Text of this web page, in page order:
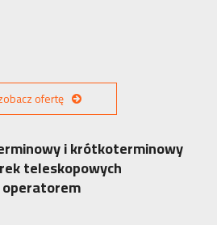
ofertę
i krótkoterminowy
teleskopowych